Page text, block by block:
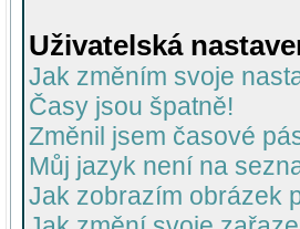
Uživatelská
Jak změním svoje
Časy jsou špatně!
Změnil jsem časové
Můj jazyk není na
Jak zobrazím obrázek